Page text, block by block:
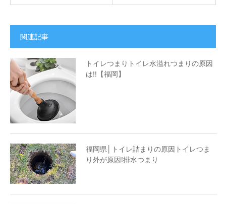
関連記事
トイレつまりトイレ水溢れつまりの原因
は!!【福岡】
福岡県│トイレ詰まりの原因トイレつま
り外が原因!排水つまり